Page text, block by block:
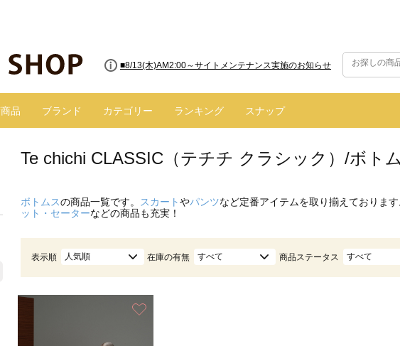
■8/13(木)AM2:00～サイトメンテナンス実施のお知らせ
品 ブランド カテゴリー ランキング スナップ
Te chichi CLASSIC（テチチ クラシック）/ボト
ボトムスの商品一覧です。 スカートやパンツなど定番アイテムを取り揃えておりま
ット・セーターなどの商品も充実！
表示順 人気順 在庫の有無 すべて 商品ステータス すべて